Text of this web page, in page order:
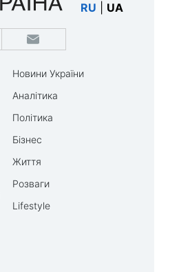
RU UA
Новини України
Аналітика
Політика
Бізнес
Життя
Розваги
Lifestyle